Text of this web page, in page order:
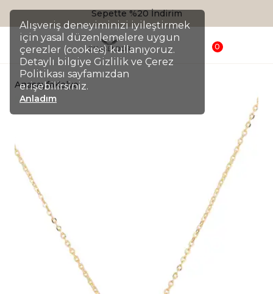
Alışveriş deneyiminizi iyileştirmek
için yasal düzenlemelere uygun
çerezler (cookies) kullanıyoruz.
Detaylı bilgiye Gizlilik ve Çerez
Politikası sayfamızdan
erişebilirsiniz.
Anladım
Sepette %20 İndirim
0
AnasayfaKolye